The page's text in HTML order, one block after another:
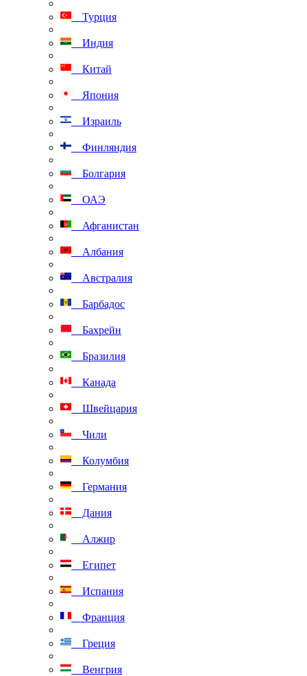
Турция
Индия
Китай
Япония
Израиль
Финляндия
Болгария
ОАЭ
Афганистан
Албания
Австралия
Барбадос
Бахрейн
Бразилия
Канада
Швейцария
Чили
Колумбия
Германия
Дания
Алжир
Египет
Испания
Франция
Греция
Венгрия